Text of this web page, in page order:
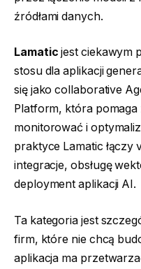
źródłami danych.
Lamatic jest ciekawym
stosu dla aplikacji
się jako collaborative
Platform, która
monitorować i
praktyce Lamatic łączy
integracje, obsługę
deployment aplikacji AI.
Ta kategoria jest
firm, które nie chcą
aplikacja ma